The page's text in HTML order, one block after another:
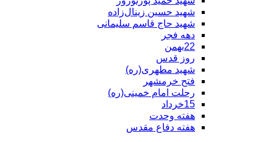
شهید حسین زینال‌زاده
شهید حاج قاسم سلیمانی
دهه فجر
22بهمن
روز قدس
شهید مطهری(ره)
فتح خرمشهر
رحلت امام خمینی(ره)
15خرداد
هفته وحدت
هفته دفاع مقدس